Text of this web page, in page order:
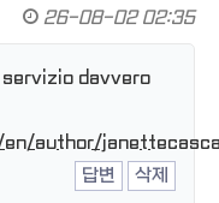
26-08-02 02:35
davvero
en/author/
답변
삭제